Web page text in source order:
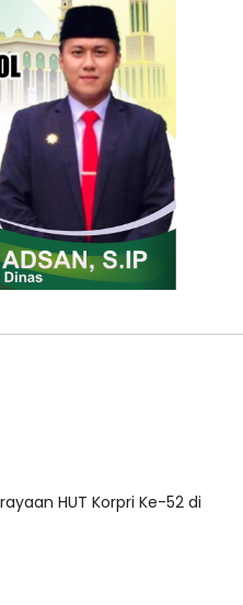
HUT Korpri Ke-52 di